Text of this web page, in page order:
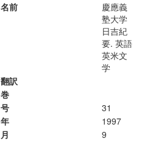
名前
慶應義
塾大学
日吉紀
要. 英語
英米文
学
翻訳
巻
号
31
年
1997
月
9